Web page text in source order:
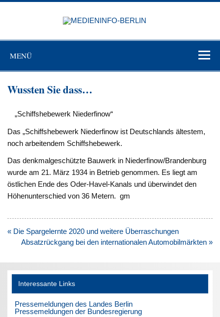
Zum
MENÜ
Wussten Sie dass…
„Schiffshebewerk Niederfinow“
Das „Schiffshebewerk Niederfinow ist Deutschlands ältestem,
noch arbeitendem Schiffshebewerk.
Das denkmalgeschützte Bauwerk in Niederfinow/Brandenburg
wurde am 21. März 1934 in Betrieb genommen. Es liegt am
östlichen Ende des Oder-Havel-Kanals und überwindet den
Höhenunter­schied von 36 Metern. gm
Beitragsnavigation
« Die Spargelernte 2020 und weitere Überraschungen
Absatzrückgang bei den internationalen Automobilmärkten »
Interessante Links
Pressemeldungen des Landes Berlin
Pressemeldungen der Bundesregierung